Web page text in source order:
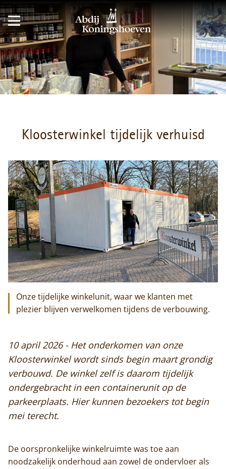
Kloosterwinkel tijdelijk verhuisd
Onze tijdelijke winkelunit, waar we klanten met
plezier blijven verwelkomen tijdens de verbouwing.
10 april 2026 - Het onderkomen van onze
Kloosterwinkel wordt sinds begin maart grondig
verbouwd. De winkel zelf is daarom tijdelijk
ondergebracht in een containerunit op de
parkeerplaats. Hier kunnen bezoekers tot begin
mei terecht.
De oorspronkelijke winkelruimte was toe aan
noodzakelijk onderhoud aan zowel de ondervloer als